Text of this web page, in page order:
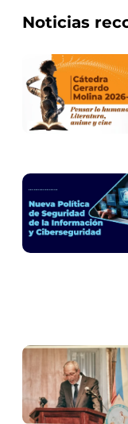
Noticias